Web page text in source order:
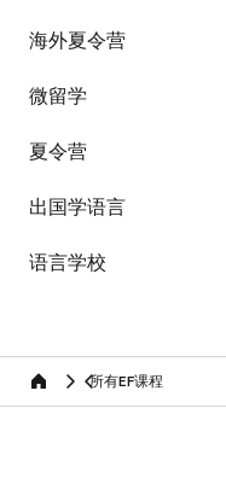
海外夏令营
微留学
夏令营
出国学语言
语言学校
home 所有EF课程